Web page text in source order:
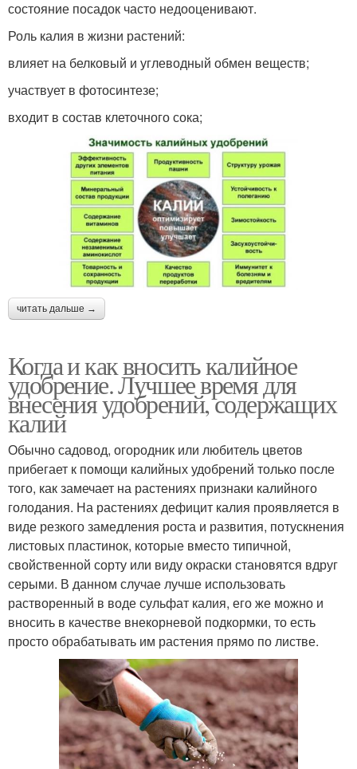
состояние посадок часто недооценивают.
Роль калия в жизни растений:
влияет на белковый и углеводный обмен веществ;
участвует в фотосинтезе;
входит в состав клеточного сока;
читать дальше →
Когда и как вносить калийное
удобрение. Лучшее время для
внесения удобрений, содержащих
калий
Обычно садовод, огородник или любитель цветов
прибегает к помощи калийных удобрений только после
того, как замечает на растениях признаки калийного
голодания. На растениях дефицит калия проявляется в
виде резкого замедления роста и развития, потускнения
листовых пластинок, которые вместо типичной,
свойственной сорту или виду окраски становятся вдруг
серыми. В данном случае лучше использовать
растворенный в воде сульфат калия, его же можно и
вносить в качестве внекорневой подкормки, то есть
просто обрабатывать им растения прямо по листве.